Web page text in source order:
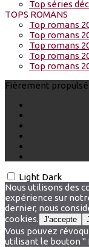
Top séries
TOPS ROMANS
Top romans
Top romans
Top romans
Top romans
Top romans
Fièrement
Light Dark
Nous utilisons des
expérience sur
dernier, nous
cookies. J'accepte
Vous pouvez
utilisant le bouton "